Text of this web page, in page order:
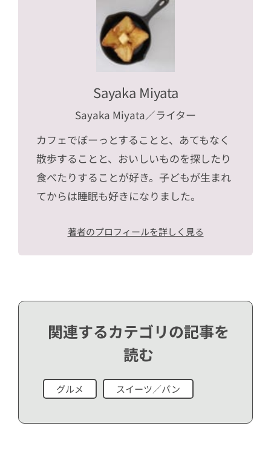
Sayaka Miyata
Sayaka Miyata／ライター
カフェでぼーっとすることと、あてもなく
散歩することと、おいしいものを探したり
食べたりすることが好き。子どもが生まれ
てからは睡眠も好きになりました。
著者のプロフィールを詳しく見る
関連するカテゴリの記事を
読む
グルメ スイーツ／パン